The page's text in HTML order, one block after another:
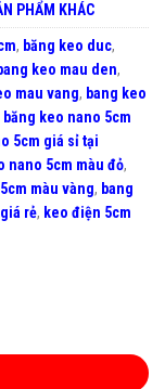
PHẨM KHÁC
, băng keo duc,
bang keo mau den,
mau vang, bang keo
băng keo nano 5cm
5cm giá sỉ tại
nano 5cm màu đỏ,
màu vàng, bang
rẻ, keo điện 5cm